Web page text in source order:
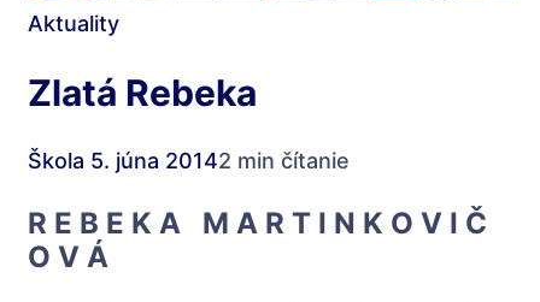
Aktuality
Zlatá Rebeka
Škola 5. júna 20142 min čítanie
R E B E K A M A R T I N K O V I Č
O V Á